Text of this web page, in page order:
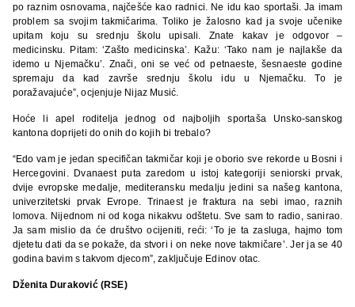
po raznim osnovama, najčešće kao radnici. Ne idu kao sportaši. Ja imam
problem sa svojim takmičarima. Toliko je žalosno kad ja svoje učenike
upitam koju su srednju školu upisali. Znate kakav je odgovor –
medicinsku. Pitam: ‘Zašto medicinska’. Kažu: ‘Tako nam je najlakše da
idemo u Njemačku’. Znači, oni se već od petnaeste, šesnaeste godine
spremaju da kad završe srednju školu idu u Njemačku. To je
poražavajuće”, ocjenjuje Nijaz Musić.
Hoće li apel roditelja jednog od najboljih sportaša Unsko-sanskog
kantona doprijeti do onih do kojih bi trebalo?
“Edo vam je jedan specifičan takmičar koji je oborio sve rekorde u Bosni i
Hercegovini. Dvanaest puta zaredom u istoj kategoriji seniorski prvak,
dvije evropske medalje, mediteransku medalju jedini sa našeg kantona,
univerzitetski prvak Evrope. Trinaest je fraktura na sebi imao, raznih
lomova. Nijednom ni od koga nikakvu odštetu. Sve sam to radio, sanirao.
Ja sam mislio da će društvo ocijeniti, reći: ‘To je ta zasluga, hajmo tom
djetetu dati da se pokaže, da stvori i on neke nove takmičare’. Jer ja se 40
godina bavim s takvom djecom”, zaključuje Edinov otac.
Dženita Duraković (RSE)